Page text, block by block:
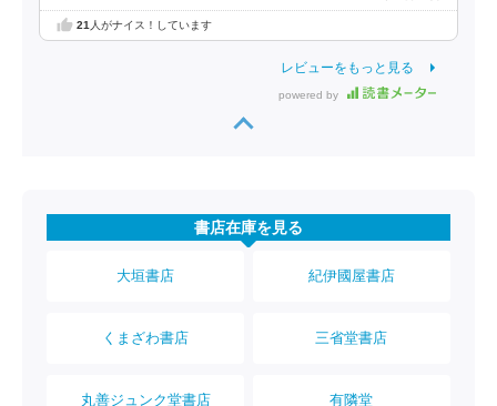
21 人がナイス！しています
レビューをもっと見る
powered by
書店在庫を見る
大垣書店 紀伊國屋書店
くまざわ書店 三省堂書店
丸善ジュンク堂書店 有隣堂